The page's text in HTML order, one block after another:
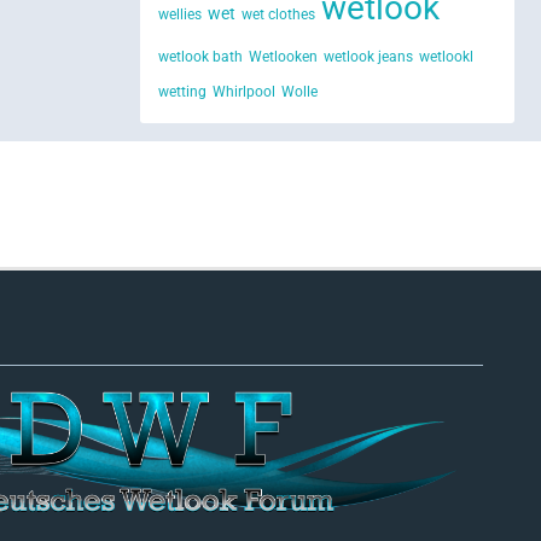
wellies wet wet clothes
wetlook bath Wetlooken wetlook jeans wetlookl
wetting Whirlpool Wolle